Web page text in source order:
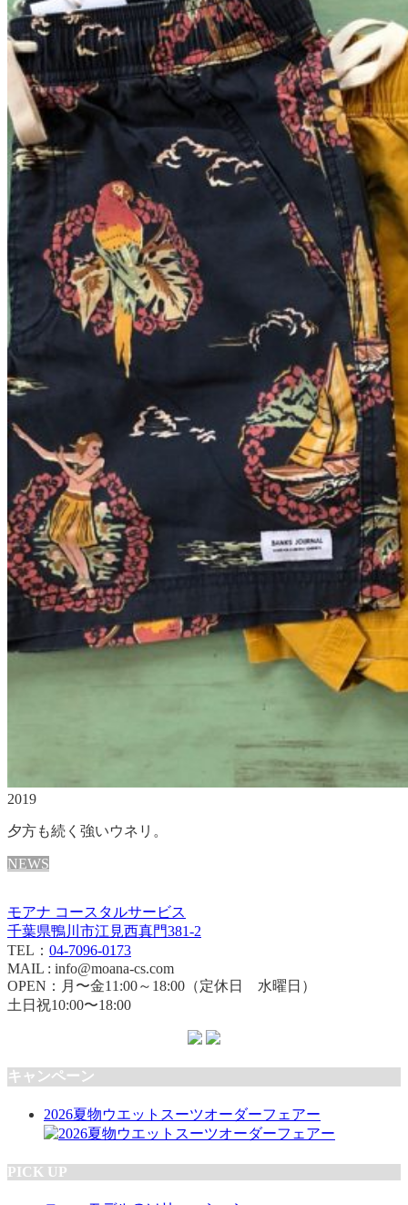
2019
夕方も続く強いウネリ。
NEWS
モアナ コースタルサービス
千葉県鴨川市江見西真門381-2
TEL： 04-7096-0173
MAIL : info@moana-cs.com
OPEN：月〜金11:00～18:00（定休日 水曜日）
土日祝10:00〜18:00
キャンペーン
2026夏物ウエットスーツオーダーフェアー
PICK UP